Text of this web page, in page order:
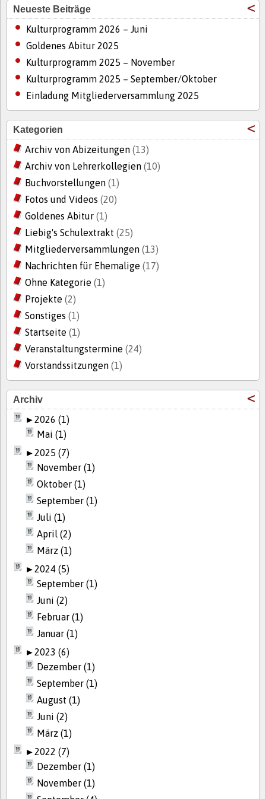
Neueste Beiträge
Kulturprogramm 2026 – Juni
Goldenes Abitur 2025
Kulturprogramm 2025 – November
Kulturprogramm 2025 – September/Oktober
Einladung Mitgliederversammlung 2025
Kategorien
Archiv von Abizeitungen (13)
Archiv von Lehrerkollegien (10)
Buchvorstellungen (1)
Fotos und Videos (20)
Goldenes Abitur (1)
Liebig's Schulextrakt (25)
Mitgliederversammlungen (13)
Nachrichten für Ehemalige (17)
Ohne Kategorie (1)
Projekte (2)
Sonstiges (1)
Startseite (1)
Veranstaltungstermine (24)
Vorstandssitzungen (1)
Archiv
►2026 (1)
Mai (1)
►2025 (7)
November (1)
Oktober (1)
September (1)
Juli (1)
April (2)
März (1)
►2024 (5)
September (1)
Juni (2)
Februar (1)
Januar (1)
►2023 (6)
Dezember (1)
September (1)
August (1)
Juni (2)
März (1)
►2022 (7)
Dezember (1)
November (1)